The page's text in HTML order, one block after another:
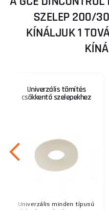
SZELEP 200/
KÍNÁLJUK 1
Univerzális tömítés
csökkentő szelepekhez
Univerzális minden típusú